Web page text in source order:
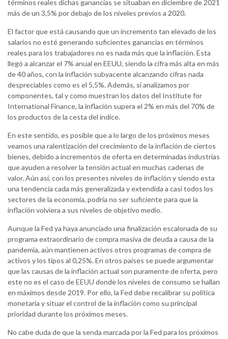
términos reales dichas ganancias se situaban en diciembre de 2021
más de un 3,5% por debajo de los niveles previos a 2020.
El factor que está causando que un incremento tan elevado de los
salarios no esté generando suficientes ganancias en términos
reales para los trabajadores no es nada más que la inflación. Esta
llegó a alcanzar el 7% anual en EEUU, siendo la cifra más alta en más
de 40 años, con la inflación subyacente alcanzando cifras nada
despreciables como es el 5,5%. Además, si analizamos por
componentes, tal y como muestran los datos del Institute for
International Finance, la inflación supera el 2% en más del 70% de
los productos de la cesta del índice.
En este sentido, es posible que a lo largo de los próximos meses
veamos una ralentización del crecimiento de la inflación de ciertos
bienes, debido a incrementos de oferta en determinadas industrias
que ayuden a resolver la tensión actual en muchas cadenas de
valor. Aún así, con los presentes niveles de inflación y siendo esta
una tendencia cada más generalizada y extendida a casi todos los
sectores de la economía, podría no ser suficiente para que la
inflación volviera a sus niveles de objetivo medio.
Aunque la Fed ya haya anunciado una finalización escalonada de su
programa extraordinario de compra masiva de deuda a causa de la
pandemia, aún mantienen activos otros programas de compra de
activos y los tipos al 0,25%. En otros países se puede argumentar
que las causas de la inflación actual son puramente de oferta, pero
este no es el caso de EEUU donde los niveles de consumo se hallan
en máximos desde 2019. Por ello, la Fed debe recalibrar su política
monetaria y situar el control de la inflación como su principal
prioridad durante los próximos meses.
No cabe duda de que la senda marcada por la Fed para los próximos